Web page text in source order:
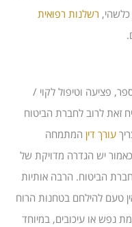
רשלנות רפואית
פציעה וטיפול לקוי /
זאת לרוב לחברת הביטוח
עורך דין המתמחה
כאמור יש הגדרה מדויקת של
הביטוח. הרבה אותיות
טעם להילחם בטחנות הרוח
נפש או עיכובים, במיוחד